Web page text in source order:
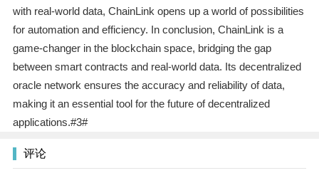
with real-world data, ChainLink opens up a world of possibilities
for automation and efficiency. In conclusion, ChainLink is a
game-changer in the blockchain space, bridging the gap
between smart contracts and real-world data. Its decentralized
oracle network ensures the accuracy and reliability of data,
making it an essential tool for the future of decentralized
applications.#3#
评论